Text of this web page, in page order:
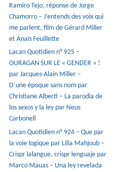
Ramiro Tejo, réponse de Jorge
Chamorro – J’entends des voix qui
me parlent, film de Gérard Miller
et Anaïs Feuillette
Lacan Quotidien n° 925 –
OURAGAN SUR LE « GENDER » !
par Jacques-Alain Miller –
D’une époque sans nom par
Christiane Alberti – La parodia de
los sexos y la ley par Neus
Carbonell
Lacan Quotidien n° 924 – Que par
la voie logique par Lilia Mahjoub –
Crispr lalangue, crispr lenguaje par
Marco Mauas – Una ley revelada